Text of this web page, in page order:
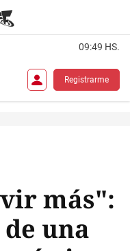
09:49 HS.
Registrarme
más":
una